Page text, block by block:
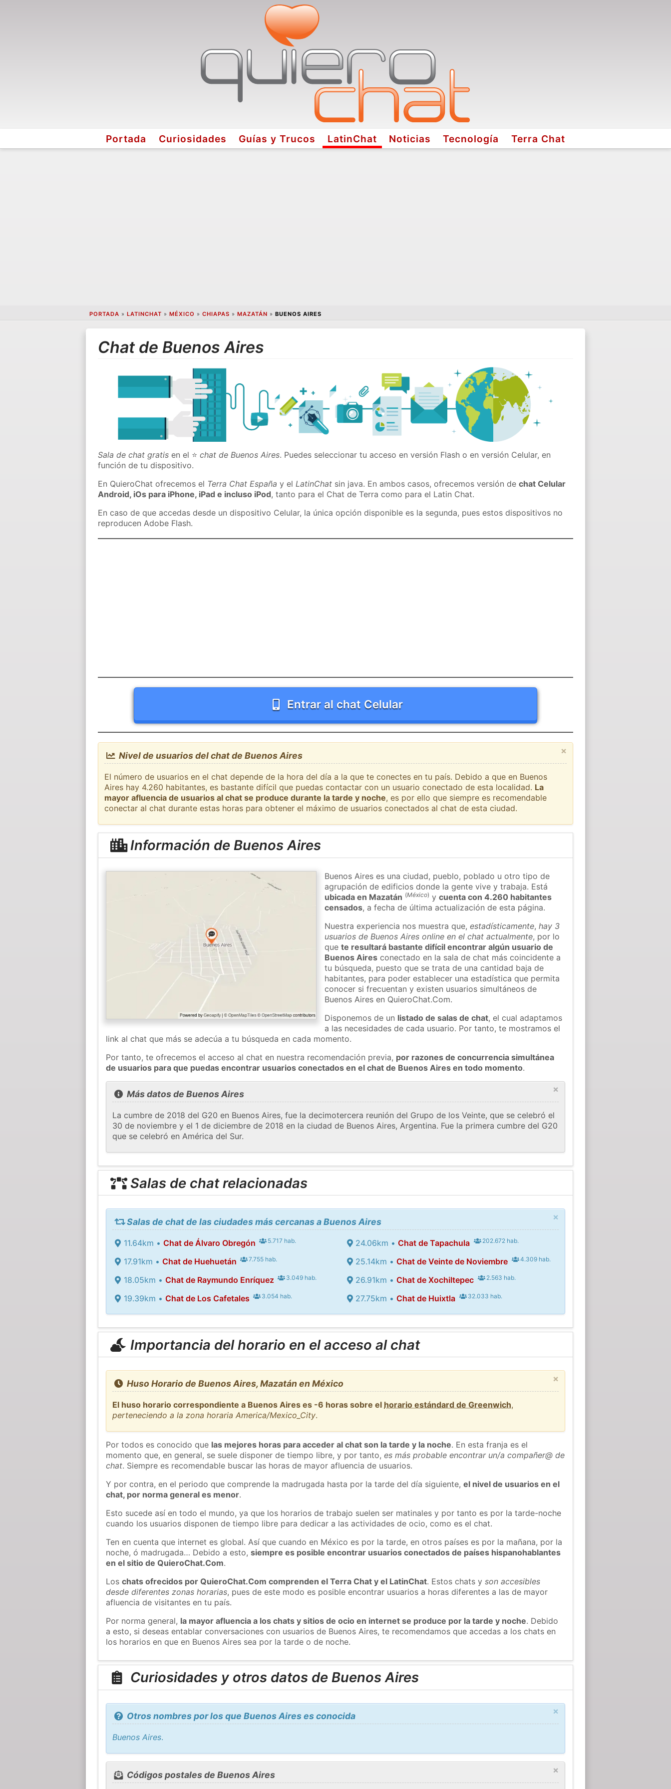
Portada Curiosidades Guías y Trucos LatinChat Noticias Tecnología Terra Chat
PORTADA » LATINCHAT » MÉXICO » CHIAPAS » MAZATÁN » BUENOS AIRES
Chat de Buenos Aires
Sala de chat gratis en el ⭐chat de Buenos Aires. Puedes seleccionar tu acceso en versión Flash o en versión Celular, en
función de tu dispositivo.
En QuieroChat ofrecemos el Terra Chat España y elLatinChat sin java. En ambos casos, ofrecemos versión dechat Celular
Android, iOs para iPhone, iPad e incluso iPod, tanto para el Chat de Terra como para el Latin Chat.
En caso de que accedas desde un dispositivo Celular, la única opción disponible es la segunda, pues estos dispositivos no
reproducen Adobe Flash.
Entrar al chat Celular
×
Nivel de usuarios del chat de Buenos Aires
El número de usuarios en el chat depende de la hora del día a la que te conectes en tu país. Debido a que en Buenos
Aires hay 4.260 habitantes, es bastante difícil que puedas contactar con un usuario conectado de esta localidad. La
mayor afluencia de usuarios al chat se produce durante la tarde y noche, es por ello que siempre es recomendable
conectar al chat durante estas horas para obtener el máximo de usuarios conectados al chat de esta ciudad.
Información de Buenos Aires
Buenos Aires es una ciudad, pueblo, poblado u otro tipo de
agrupación de edificios donde la gente vive y trabaja. Está
ubicada en Mazatán (México) ycuenta con 4.260 habitantes
censados, a fecha de última actualización de esta página.
Nuestra experiencia nos muestra que,estadísticamente,hay 3
usuarios de Buenos Aires online en el chat actualmente, por lo
quete resultará bastante difícil encontrar algún usuario de
Buenos Aires conectado en la sala de chat más coincidente a
tu búsqueda, puesto que se trata de una cantidad baja de
habitantes, para poder establecer una estadística que permita
conocer si frecuentan y existen usuarios simultáneos de
Buenos Aires en QuieroChat.Com.
Disponemos de un listado de salas de chat, el cual adaptamos
a las necesidades de cada usuario. Por tanto, te mostramos el
link al chat que más se adecúa a tu búsqueda en cada momento.
Por tanto, te ofrecemos el acceso al chat en nuestra recomendación previa, por razones de concurrencia simultánea
de usuarios para que puedas encontrar usuarios conectados en el chat de Buenos Aires en todo momento.
×
Más datos de Buenos Aires
La cumbre de 2018 del G20 en Buenos Aires, fue la decimotercera reunión del Grupo de los Veinte, que se celebró el
30 de noviembre y el 1 de diciembre de 2018 en la ciudad de Buenos Aires, Argentina. Fue la primera cumbre del G20
que se celebró en América del Sur.
Salas de chat relacionadas
×
Salas de chat de las ciudades más cercanas a Buenos Aires
11.64km • Chat de Álvaro Obregón 5.717 hab.
17.91km • Chat de Huehuetán 7.755 hab.
18.05km • Chat de Raymundo Enríquez 3.049 hab.
19.39km • Chat de Los Cafetales 3.054 hab.
24.06km •Chat de Tapachula 202.672 hab.
25.14km •Chat de Veinte de Noviembre 4.309 hab.
26.91km •Chat de Xochiltepec 2.563 hab.
27.75km •Chat de Huixtla 32.033 hab.
Importancia del horario en el acceso al chat
×
Huso Horario de Buenos Aires, Mazatán en México
El huso horario correspondiente a Buenos Aires es -6 horas sobre el horario estándard de Greenwich,
perteneciendo a la zona horaria America/Mexico_City.
Por todos es conocido que las mejores horas para acceder al chat son la tarde y la noche. En esta franja es el
momento que, en general, se suele disponer de tiempo libre, y por tanto,es más probable encontrar un/a compañer@ de
chat. Siempre es recomendable buscar las horas de mayor afluencia de usuarios.
Y por contra, en el periodo que comprende la madrugada hasta por la tarde del día siguiente,el nivel de usuarios en el
chat, por norma general es menor.
Esto sucede así en todo el mundo, ya que los horarios de trabajo suelen ser matinales y por tanto es por la tarde-noche
cuando los usuarios disponen de tiempo libre para dedicar a las actividades de ocio, como es el chat.
Ten en cuenta que internet es global. Así que cuando en México es por la tarde, en otros países es por la mañana, por la
noche, ó madrugada… Debido a esto,siempre es posible encontrar usuarios conectados de países hispanohablantes
en el sitio de QuieroChat.Com.
Loschats ofrecidos por QuieroChat.Com comprenden el Terra Chat y el LatinChat. Estos chats yson accesibles
desde diferentes zonas horarias, pues de este modo es posible encontrar usuarios a horas diferentes a las de mayor
afluencia de visitantes en tu país.
Por norma general, la mayor afluencia a los chats y sitios de ocio en internet se produce por la tarde y noche. Debido
a esto, si deseas entablar conversaciones con usuarios de Buenos Aires, te recomendamos que accedas a los chats en
los horarios en que en Buenos Aires sea por la tarde o de noche.
Curiosidades y otros datos de Buenos Aires
×
Otros nombres por los que Buenos Aires es conocida
Buenos Aires.
×
Códigos postales de Buenos Aires